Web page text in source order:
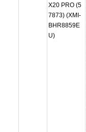
X20 PRO (5
7873) (XMI-
BHR8859E
U)